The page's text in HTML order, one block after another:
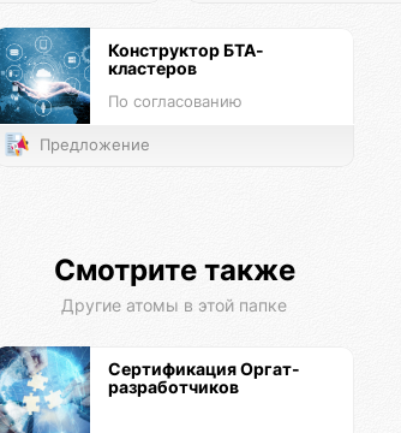
Конструктор БТА-
кластеров
По согласованию
Предложение
Смотрите также
Другие атомы в этой папке
Сертификация Оргат-
разработчиков